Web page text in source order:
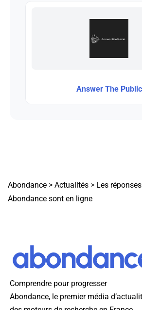
Answer The Public
Abondance > Actualités > Les
Abondance sont en ligne
Comprendre pour progresser
Abondance, le premier média